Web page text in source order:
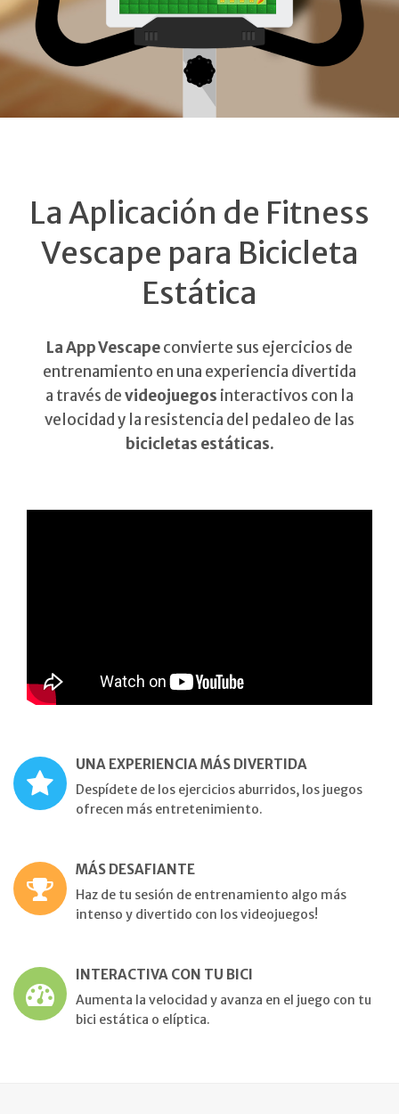
La Aplicación de Fitness
Vescape para Bicicleta
Estática
La App Vescapeconvierte sus ejercicios de
entrenamiento en una experiencia divertida
a través devideojuegos interactivos con la
velocidad y la resistencia del pedaleo de las
bicicletas estáticas.
UNA EXPERIENCIA MÁS DIVERTIDA
Despídete de los ejercicios aburridos, los juegos
ofrecen más entretenimiento.
MÁS DESAFIANTE
Haz de tu sesión de entrenamiento algo más
intenso y divertido con los videojuegos!
INTERACTIVA CON TU BICI
Aumenta la velocidad y avanza en el juego con tu
bici estática o elíptica.